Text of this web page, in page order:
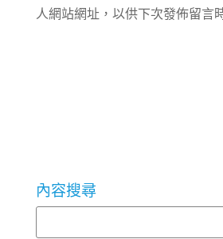
人網站網址，以供下次發佈留言
內容搜尋